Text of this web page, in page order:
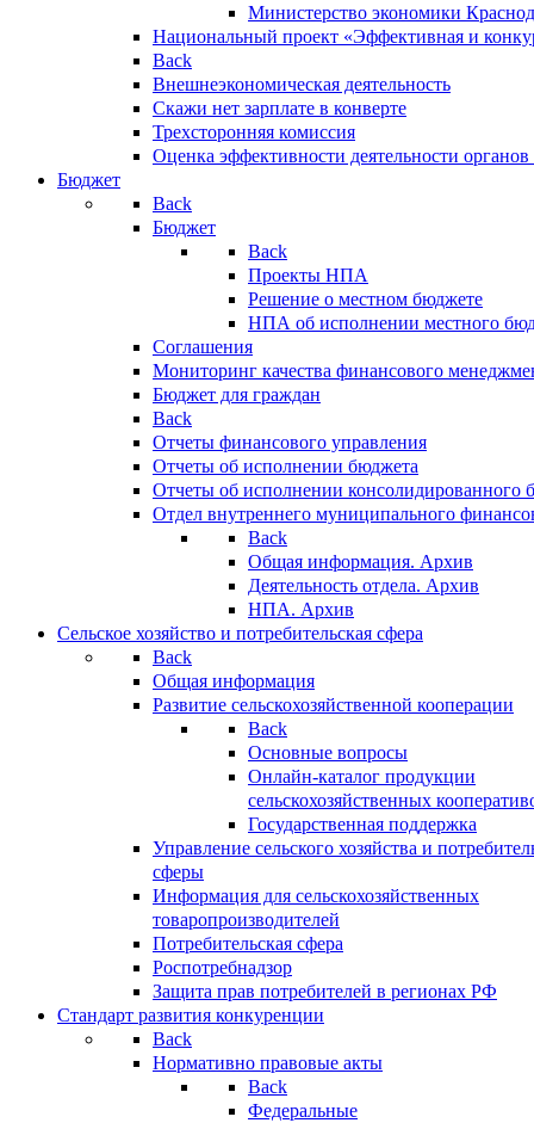
Министерство экономики
Национальный проект «Эффективная и
Back
Внешнеэкономическая деятельность
Скажи нет зарплате в конверте
Трехсторонняя комиссия
Оценка эффективности деятельности
Бюджет
Back
Бюджет
Back
Проекты НПА
Решение о местном бюджете
НПА об исполнении местного
Соглашения
Мониторинг качества финансового
Бюджет для граждан
Back
Отчеты финансового управления
Отчеты об исполнении бюджета
Отчеты об исполнении консолидированного
Отдел внутреннего муниципального
Back
Общая информация. Архив
Деятельность отдела. Архив
НПА. Архив
Сельское хозяйство и потребительская сфера
Back
Общая информация
Развитие сельскохозяйственной кооперации
Back
Основные вопросы
Онлайн-каталог продукции
сельскохозяйственных
Государственная поддержка
Управление сельского хозяйства и
сферы
Информация для сельскохозяйственных
товаропроизводителей
Потребительская сфера
Роспотребнадзор
Защита прав потребителей в регионах РФ
Стандарт развития конкуренции
Back
Нормативно правовые акты
Back
Федеральные